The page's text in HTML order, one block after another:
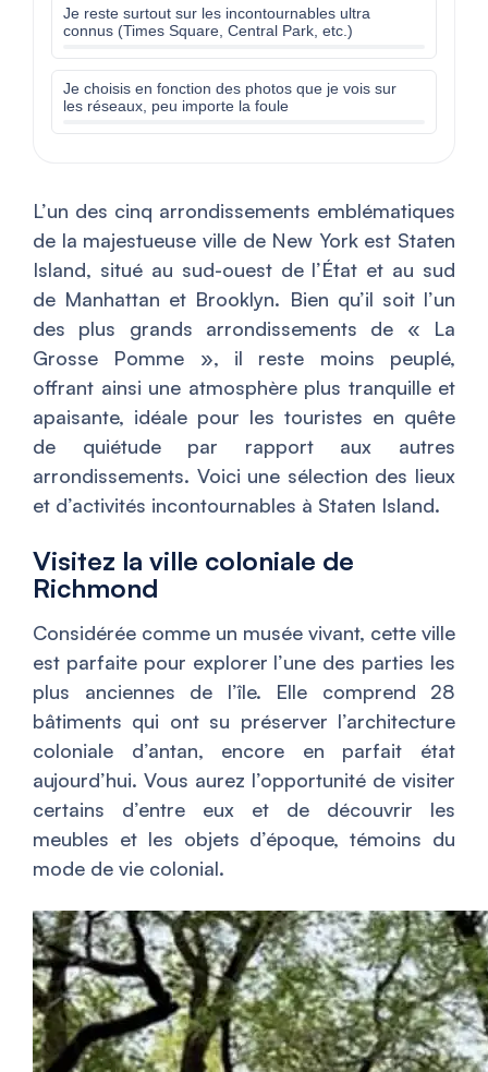
Je reste surtout sur les incontournables ultra
connus (Times Square, Central Park, etc.)
Je choisis en fonction des photos que je vois sur
les réseaux, peu importe la foule
L’un des cinq arrondissements emblématiques
de la majestueuse ville de New York est Staten
Island, situé au sud-ouest de l’État et au sud
de Manhattan et Brooklyn. Bien qu’il soit l’un
des plus grands arrondissements de « La
Grosse Pomme », il reste moins peuplé,
offrant ainsi une atmosphère plus tranquille et
apaisante, idéale pour les touristes en quête
de quiétude par rapport aux autres
arrondissements. Voici une sélection des lieux
et d’activités incontournables à Staten Island.
Visitez la ville coloniale de
Richmond
Considérée comme un musée vivant, cette ville
est parfaite pour explorer l’une des parties les
plus anciennes de l’île. Elle comprend 28
bâtiments qui ont su préserver l’architecture
coloniale d’antan, encore en parfait état
aujourd’hui. Vous aurez l’opportunité de visiter
certains d’entre eux et de découvrir les
meubles et les objets d’époque, témoins du
mode de vie colonial.